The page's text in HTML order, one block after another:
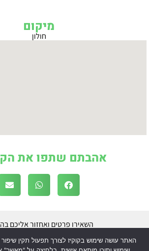
מיקום
חולון
אהבתם שתפו את
השאירו פרטים ואחזור אליכם
האתר עושה שימוש בקוקיז לצורך תפעול תקין